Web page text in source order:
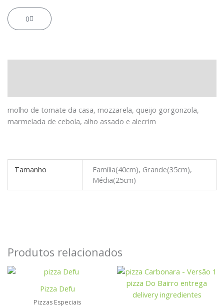
0
Carrinho
molho de tomate da casa, mozzarela, queijo gorgonzola,
marmelada de cebola, alho assado e alecrim
Tamanho
Família(40cm), Grande(35cm),
Média(25cm)
Produtos relacionados
Pizza Defu
Pizzas Especiais
Este
tem
Este
produto
tem